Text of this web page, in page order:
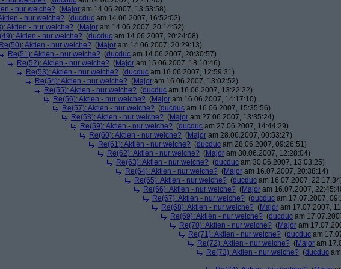
- nur welche? (Major am 14.06.2007, 13:53:58)
- nur welche? (ducduc am 14.06.2007, 16:52:02)
Aktien - nur welche? (Major am 14.06.2007, 20:14:52)
Aktien - nur welche? (ducduc am 14.06.2007, 20:24:08)
Re(50): Aktien - nur welche? (Major am 14.06.2007, 20:29:13)
Re(51): Aktien - nur welche? (ducduc am 14.06.2007, 20:30:57)
Re(52): Aktien - nur welche? (Major am 15.06.2007, 18:10:46)
Re(53): Aktien - nur welche? (ducduc am 16.06.2007, 12:59:31)
Re(54): Aktien - nur welche? (Major am 16.06.2007, 13:02:52)
Re(55): Aktien - nur welche? (ducduc am 16.06.2007, 13:22:22)
Re(56): Aktien - nur welche? (Major am 16.06.2007, 14:17:10)
Re(57): Aktien - nur welche? (ducduc am 16.06.2007, 15:35:56)
Re(58): Aktien - nur welche? (Major am 27.06.2007, 13:35:24)
Re(59): Aktien - nur welche? (ducduc am 27.06.2007, 14:44:29)
Re(60): Aktien - nur welche? (Major am 28.06.2007, 00:53:27)
Re(61): Aktien - nur welche? (ducduc am 28.06.2007, 09:26:51)
Re(62): Aktien - nur welche? (Major am 30.06.2007, 12:28:04)
Re(63): Aktien - nur welche? (ducduc am 30.06.2007, 13:03:25)
Re(64): Aktien - nur welche? (Major am 16.07.2007, 20:38:14)
Re(65): Aktien - nur welche? (ducduc am 16.07.2007,
Re(66): Aktien - nur welche? (Major am 16.07.2007,
Re(67): Aktien - nur welche? (ducduc am 17.07.2007,
Re(68): Aktien - nur welche? (Major am 17.07.2007,
Re(69): Aktien - nur welche? (ducduc am
Re(70): Aktien - nur welche? (Major am
Re(71): Aktien - nur welche? (ducduc am
Re(72): Aktien - nur welche? (Major am
Re(73): Aktien - nur welche? (ducduc